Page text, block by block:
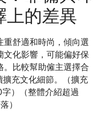
上的差異
重舒適和時尚，傾向選
文化影響，可能偏好保
。比較幫助僱主選擇合
充文化細節。（擴充
）（整體介紹超過
）